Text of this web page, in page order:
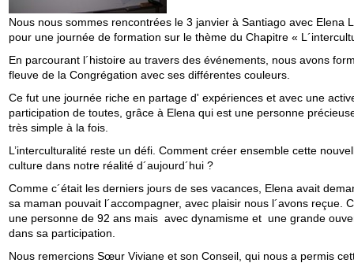
Nous nous sommes rencontrées le 3 janvier à Santiago avec Elena
pour une journée de formation sur le thème du Chapitre «
En parcourant l´histoire au travers des événements, nous avons
fleuve de la Congrégation avec ses différentes couleurs.
Ce fut une journée riche en partage d' expériences et avec une
participation de toutes, grâce à Elena qui est une personne
très simple à la fois.
L’interculturalité reste un défi. Comment créer ensemble cette
culture dans notre réalité d´aujourd´hui ?
Comme c´était les derniers jours de ses vacances, Elena avait
sa maman pouvait l´accompagner, avec plaisir nous l´avons reçue.
une personne de 92 ans mais avec dynamisme et une grande
dans sa participation.
Nous remercions Sœur Viviane et son Conseil, qui nous a permis